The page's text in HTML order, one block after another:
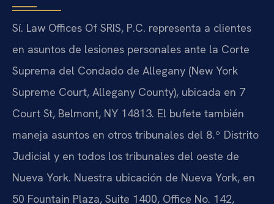
Sí. Law Offices Of SRIS, P.C. representa a clientes
en asuntos de lesiones personales ante la Corte
Suprema del Condado de Allegany (New York
Supreme Court, Allegany County), ubicada en 7
Court St, Belmont, NY 14813. El bufete también
maneja asuntos en otros tribunales del 8.º Distrito
Judicial y en todos los tribunales del oeste de
Nueva York. Nuestra ubicación de Nueva York, en
50 Fountain Plaza, Suite 1400, Office No. 142,